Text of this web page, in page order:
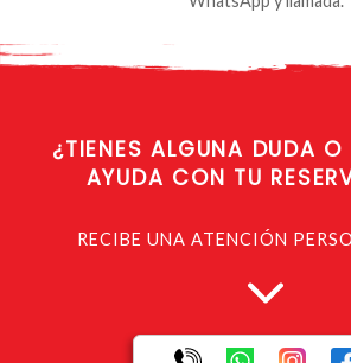
¿TIENES ALGUNA DUDA O
AYUDA CON TU
RECIBE UNA ATENCIÓN